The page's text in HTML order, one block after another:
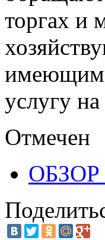
торгах и
услугу
Отмечен